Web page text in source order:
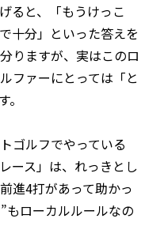
ると、「もうけっこ
十分」といった答えを
りますが、実はこのロ
ファーにとっては「と
ゴルフでやっている
ース」は、れっきとし
進4打があって助かっ
もローカルルールなの